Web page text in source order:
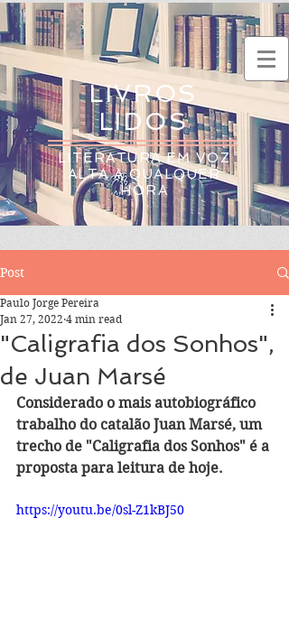
LIVROS
LIDOS
LITERATURA EM VOZ
ALTA A QUALQUER
HORA
Post
"Caligrafia dos Sonhos",
de Juan Marsé
Paulo Jorge Pereira
Jan 27, 2022 4 min read
Considerado o mais autobiográfico
trabalho do catalão Juan Marsé, um
trecho de "Caligrafia dos Sonhos" é a
proposta para leitura de hoje.
https://youtu.be/0sl-Z1kBJ50